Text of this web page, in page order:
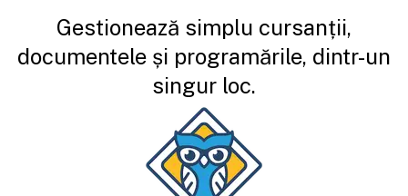
Gestionează simplu cursanții,
documentele și programările, dintr-un
singur loc.